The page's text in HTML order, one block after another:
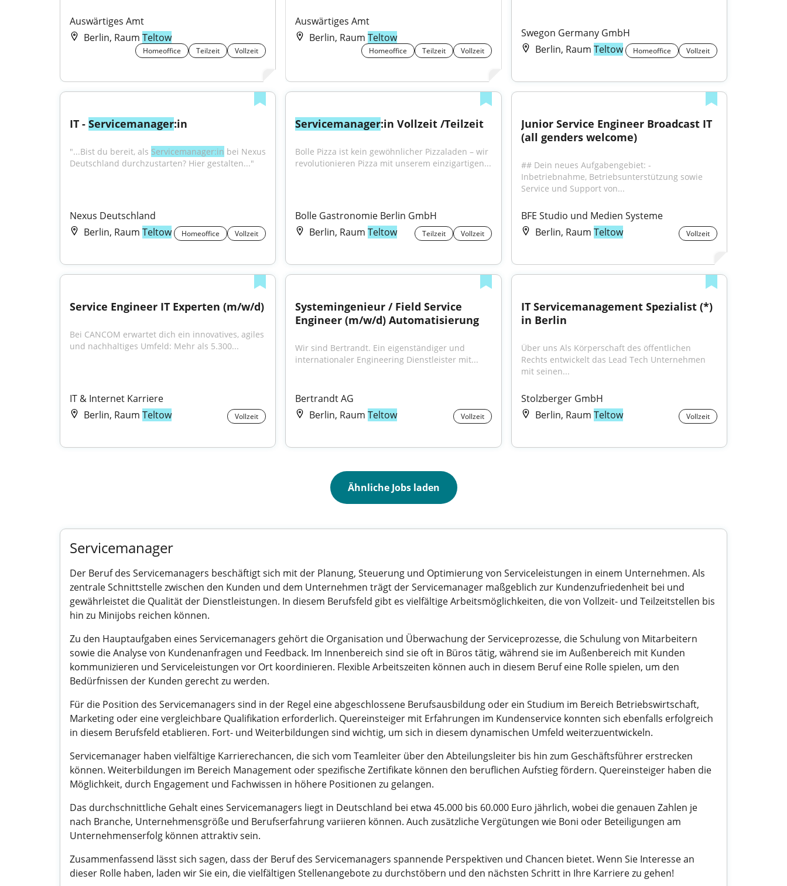
Auswärtiges Amt
Berlin, Raum Teltow
Homeoffice Teilzeit Vollzeit
Auswärtiges Amt
Berlin, RaumTeltow
Homeoffice Teilzeit Vollzeit
Swegon Germany GmbH
Berlin, Raum Teltow Homeoffice Vollzeit
IT - Servicemanager:in
"...Bist du bereit, als Servicemanager:in bei Nexus
Deutschland durchzustarten? Hier gestalten..."
Nexus Deutschland
Berlin, Raum Teltow Homeoffice Vollzeit
Servicemanager:in Vollzeit /Teilzeit
Bolle Pizza ist kein gewöhnlicher Pizzaladen – wir
revolutionieren Pizza mit unserem einzigartigen...
Bolle Gastronomie Berlin GmbH
Berlin, RaumTeltow Teilzeit Vollzeit
Junior Service Engineer Broadcast IT
(all genders welcome)
## Dein neues Aufgabengebiet: -
Inbetriebnahme, Betriebsunterstützung sowie
Service und Support von...
BFE Studio und Medien Systeme
Berlin, Raum Teltow Vollzeit
Service Engineer IT Experten (m/w/d)
Bei CANCOM erwartet dich ein innovatives, agiles
und nachhaltiges Umfeld: Mehr als 5.300...
IT & Internet Karriere
Berlin, Raum Teltow Vollzeit
Systemingenieur / Field Service
Engineer (m/w/d) Automatisierung
Wir sind Bertrandt. Ein eigenständiger und
internationaler Engineering Dienstleister mit...
Bertrandt AG
Berlin, RaumTeltow Vollzeit
IT Servicemanagement Spezialist (*)
in Berlin
Über uns Als Körperschaft des öffentlichen
Rechts entwickelt das Lead Tech Unternehmen
mit seinen...
Stolzberger GmbH
Berlin, Raum Teltow Vollzeit
Ähnliche Jobs laden
Servicemanager
Der Beruf des Servicemanagers beschäftigt sich mit der Planung, Steuerung und Optimierung von Serviceleistungen in einem Unternehmen. Als
zentrale Schnittstelle zwischen den Kunden und dem Unternehmen trägt der Servicemanager maßgeblich zur Kundenzufriedenheit bei und
gewährleistet die Qualität der Dienstleistungen. In diesem Berufsfeld gibt es vielfältige Arbeitsmöglichkeiten, die von Vollzeit- und Teilzeitstellen bis
hin zu Minijobs reichen können.
Zu den Hauptaufgaben eines Servicemanagers gehört die Organisation und Überwachung der Serviceprozesse, die Schulung von Mitarbeitern
sowie die Analyse von Kundenanfragen und Feedback. Im Innenbereich sind sie oft in Büros tätig, während sie im Außenbereich mit Kunden
kommunizieren und Serviceleistungen vor Ort koordinieren. Flexible Arbeitszeiten können auch in diesem Beruf eine Rolle spielen, um den
Bedürfnissen der Kunden gerecht zu werden.
Für die Position des Servicemanagers sind in der Regel eine abgeschlossene Berufsausbildung oder ein Studium im Bereich Betriebswirtschaft,
Marketing oder eine vergleichbare Qualifikation erforderlich. Quereinsteiger mit Erfahrungen im Kundenservice konnten sich ebenfalls erfolgreich
in diesem Berufsfeld etablieren. Fort- und Weiterbildungen sind wichtig, um sich in diesem dynamischen Umfeld weiterzuentwickeln.
Servicemanager haben vielfältige Karrierechancen, die sich vom Teamleiter über den Abteilungsleiter bis hin zum Geschäftsführer erstrecken
können. Weiterbildungen im Bereich Management oder spezifische Zertifikate können den beruflichen Aufstieg fördern. Quereinsteiger haben die
Möglichkeit, durch Engagement und Fachwissen in höhere Positionen zu gelangen.
Das durchschnittliche Gehalt eines Servicemanagers liegt in Deutschland bei etwa 45.000 bis 60.000 Euro jährlich, wobei die genauen Zahlen je
nach Branche, Unternehmensgröße und Berufserfahrung variieren können. Auch zusätzliche Vergütungen wie Boni oder Beteiligungen am
Unternehmenserfolg können attraktiv sein.
Zusammenfassend lässt sich sagen, dass der Beruf des Servicemanagers spannende Perspektiven und Chancen bietet. Wenn Sie Interesse an
dieser Rolle haben, laden wir Sie ein, die vielfältigen Stellenangebote zu durchstöbern und den nächsten Schritt in Ihre Karriere zu gehen!